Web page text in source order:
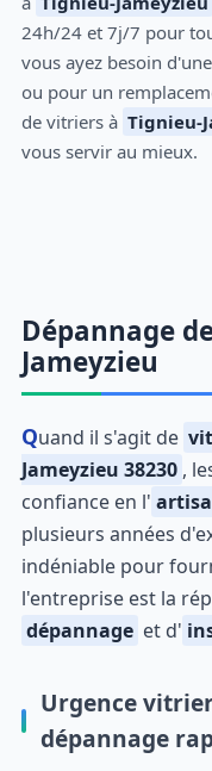
24h/24 et 7j/7 pour
vous ayez besoin
ou pour un
de vitriers à Tignieu-
vous servir au mieux.
Dépannage
Jameyzieu
Quand il s'agit de
Jameyzieu 38230 ,
confiance en l'
plusieurs années
indéniable pour
l'entreprise est la
dépannage et d'
Urgence
dépannage